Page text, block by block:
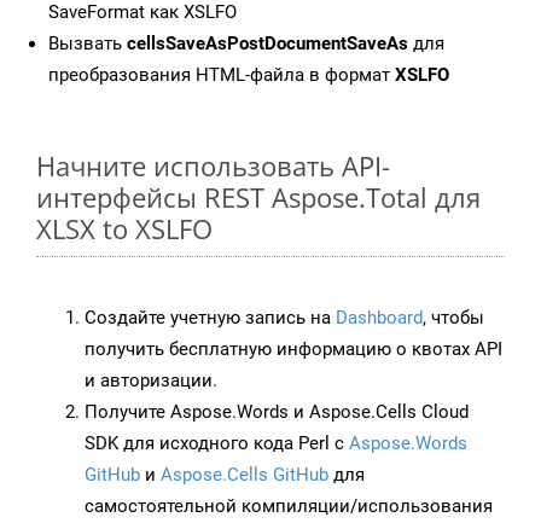
SaveFormat как XSLFO
Вызвать cellsSaveAsPostDocumentSaveAs для
преобразования HTML-файла в формат XSLFO
Начните использовать API-
интерфейсы REST Aspose.Total для
XLSX to XSLFO
Создайте учетную запись на Dashboard, чтобы
получить бесплатную информацию о квотах API
и авторизации.
Получите Aspose.Words и Aspose.Cells Cloud
SDK для исходного кода Perl с Aspose.Words
GitHub и Aspose.Cells GitHub для
самостоятельной компиляции/использования